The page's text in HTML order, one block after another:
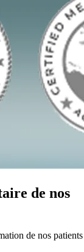
de nos
de nos patients